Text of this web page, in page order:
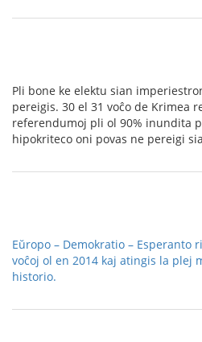
Pli bone ke elektu sian
pereigis. 30 el 31 voĉo de Krimea
referendumoj pli ol 90% inundita
hipokriteco oni povas ne pereigi
Eŭropo – Demokratio – Esperanto
voĉoj ol en 2014 kaj atingis la plej
historio.